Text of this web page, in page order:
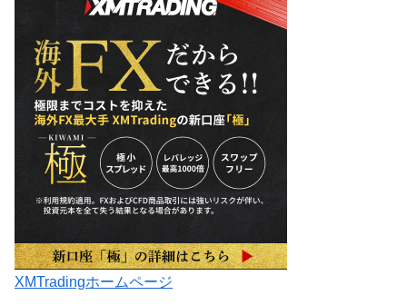
XMTradingホームページ